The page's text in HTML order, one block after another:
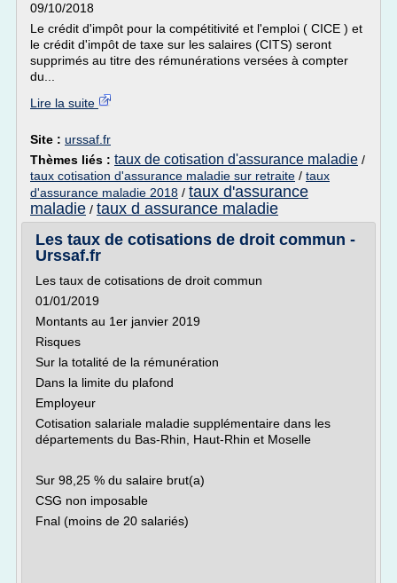
09/10/2018
Le crédit d'impôt pour la compétitivité et l'emploi ( CICE ) et
le crédit d'impôt de taxe sur les salaires (CITS) seront
supprimés au titre des rémunérations versées à compter
du...
Lire la suite
Site : urssaf.fr
Thèmes liés : taux de cotisation d'assurance maladie /
taux cotisation d'assurance maladie sur retraite / taux
d'assurance maladie 2018 / taux d'assurance
maladie / taux d assurance maladie
Les taux de cotisations de droit commun -
Urssaf.fr
Les taux de cotisations de droit commun
01/01/2019
Montants au 1er janvier 2019
Risques
Sur la totalité de la rémunération
Dans la limite du plafond
Employeur
Cotisation salariale maladie supplémentaire dans les
départements du Bas-Rhin, Haut-Rhin et Moselle
Sur 98,25 % du salaire brut(a)
CSG non imposable
Fnal (moins de 20 salariés)